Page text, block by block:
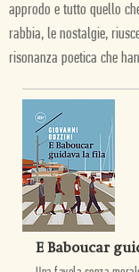
approdo e tutto quello
rabbia, le nostalgie,
risonanza poetica che
E Baboucar